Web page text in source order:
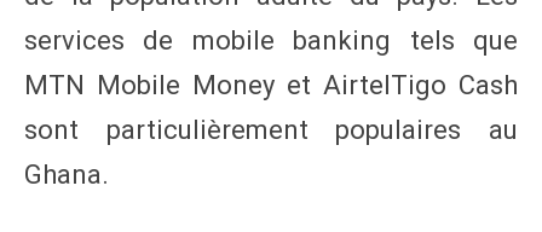
services de mobile banking tels que
MTN Mobile Money et AirtelTigo Cash
sont particulièrement populaires au
Ghana.